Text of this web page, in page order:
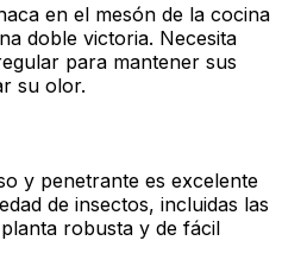
en el mesón de la cocina
doble victoria. Necesita
para mantener sus
su olor.
y penetrante es excelente
de insectos, incluidas las
robusta y de fácil